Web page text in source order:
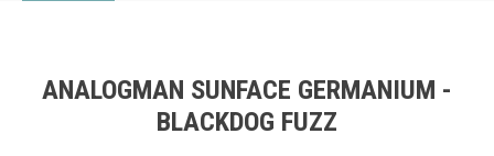
ANALOGMAN SUNFACE GERMANIUM -
BLACKDOG FUZZ